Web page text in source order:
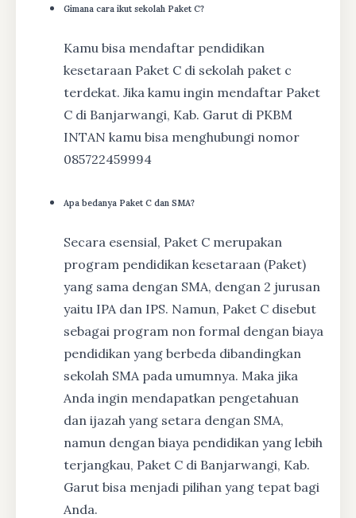
Gimana cara ikut sekolah Paket C?
Kamu bisa mendaftar pendidikan
kesetaraan Paket C di sekolah paket c
terdekat. Jika kamu ingin mendaftar Paket
C di Banjarwangi, Kab. Garut di PKBM
INTAN kamu bisa menghubungi nomor
085722459994
Apa bedanya Paket C dan SMA?
Secara esensial, Paket C merupakan
program pendidikan kesetaraan (Paket)
yang sama dengan SMA, dengan 2 jurusan
yaitu IPA dan IPS. Namun, Paket C disebut
sebagai program non formal dengan biaya
pendidikan yang berbeda dibandingkan
sekolah SMA pada umumnya. Maka jika
Anda ingin mendapatkan pengetahuan
dan ijazah yang setara dengan SMA,
namun dengan biaya pendidikan yang lebih
terjangkau, Paket C di Banjarwangi, Kab.
Garut bisa menjadi pilihan yang tepat bagi
Anda.